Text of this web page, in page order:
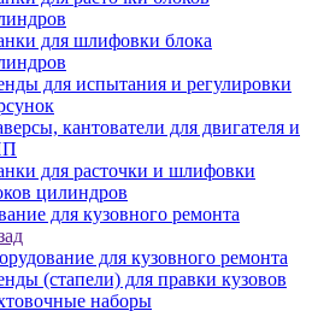
для шлифовки блока
для испытания и регулировки
кантователи для двигателя и
для расточки и шлифовки
цилиндров
для кузовного ремонта
для кузовного ремонта
(стапели) для правки кузовов
наборы